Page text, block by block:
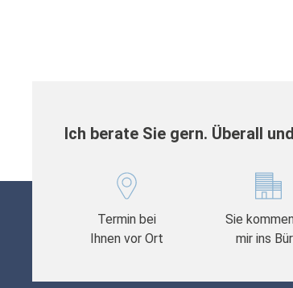
Ich berate Sie gern. Überall
Termin bei
Ihnen vor Ort
Sie
mir ins